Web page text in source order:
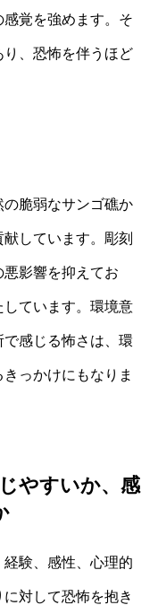
覚を強めます。そ
、恐怖を伴うほど
脆弱なサンゴ礁か
しています。彫刻
影響を抑えてお
しています。環境意
感じる怖さは、環
っかけにもなりま
やすいか、感
験、感性、心理的
対して恐怖を抱き